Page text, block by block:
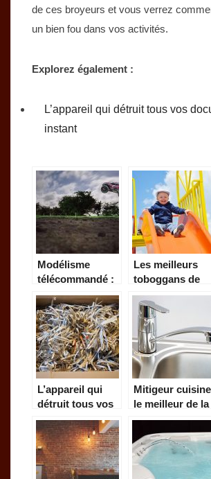
de ces broyeurs et vous verrez
un bien fou dans vos activités.
Explorez également :
L’appareil qui détruit tous vos
instant
Modélisme
télécommandé :
Voiture, bateau,
etc
Les meilleurs
toboggans de
jardin pour vos
enfants
L’appareil qui
détruit tous vos
documents en
un instant
Mitigeur
le meilleur de la
robinetterie